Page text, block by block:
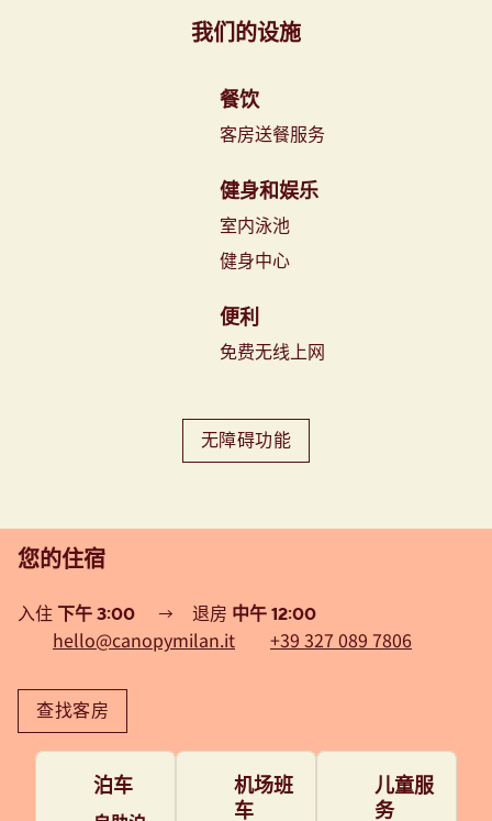
我们的设施
餐饮
客房送餐服务
健身和娱乐
室内泳池
健身中心
便利
免费无线上网
无障碍功能
您的住宿
入住 下午 3:00 → 退房 中午 12:00
hello@canopymilan.it +39 327 089 7806
查找客房
泊车
机场班
车
儿童服
务